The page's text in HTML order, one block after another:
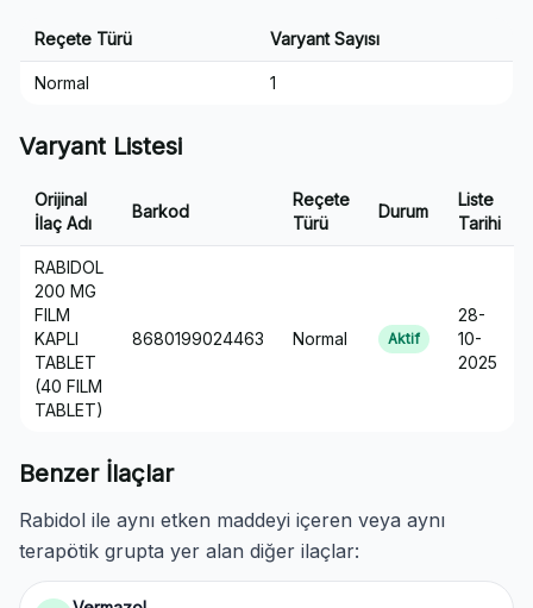
Reçete Türü Varyant Sayısı
Normal 1
Varyant Listesi
Orijinal
İlaç Adı
Barkod
Reçete
Türü
Durum
Liste
Tarihi
RABIDOL
200 MG
FILM
KAPLI
TABLET
(40 FILM
TABLET)
8680199024463 Normal Aktif
28-
10-
2025
Benzer İlaçlar
Rabidol ile aynı etken maddeyi içeren veya aynı
terapötik grupta yer alan diğer ilaçlar: